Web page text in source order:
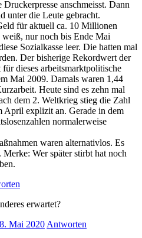
anschmeisst. Dann
unter die Leute gebracht.
für aktuell ca. 10 Millionen
nur noch bis Ende Mai
Sozialkasse leer. Die hatten mal
Der bisherige Rekordwert der
dieses arbeitsmarktpolitische
Mai 2009. Damals waren 1,44
Heute sind es zehn mal
dem 2. Weltkrieg stieg die Zahl
April explizit an. Gerade in dem
normalerweise
waren alternativlos. Es
Wer später stirbt hat noch
erwartet?
Mai 2020 Antworten